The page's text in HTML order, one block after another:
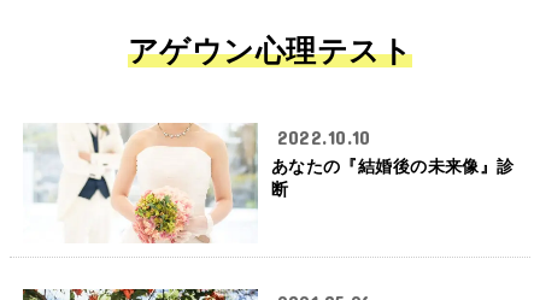
アゲウン心理テスト
2022.10.10
あなたの『結婚後の未来像』診
断